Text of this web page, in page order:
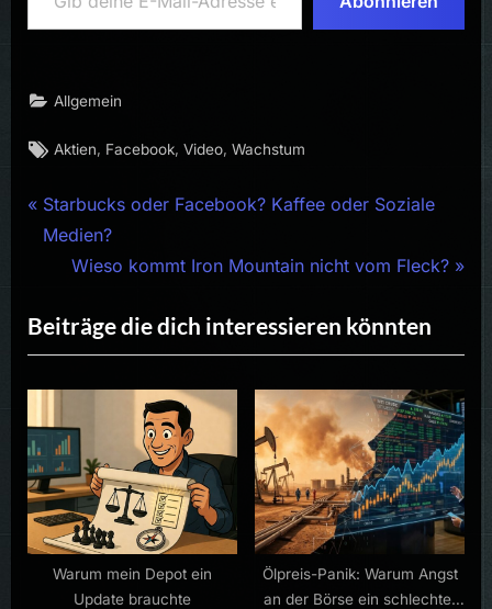
Allgemein
Tags:
Aktien Facebook ,Video ,Wachstum
Beitragsnavigation
P
r
i
o
u
o
s
t
Starbucks oder Facebook? Kaffee oder Soziale
Medien?
N
x
t
P
t
:
Wieso kommt Iron Mountain nicht vom Fleck?
Beiträge die dich interessieren könnten
Warum mein Depot ein
Update brauchte
Ölpreis-Panik: Warum Angst
an der Börse ein schlechter